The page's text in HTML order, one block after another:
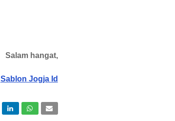
Salam hangat,
Sablon Jogja Id